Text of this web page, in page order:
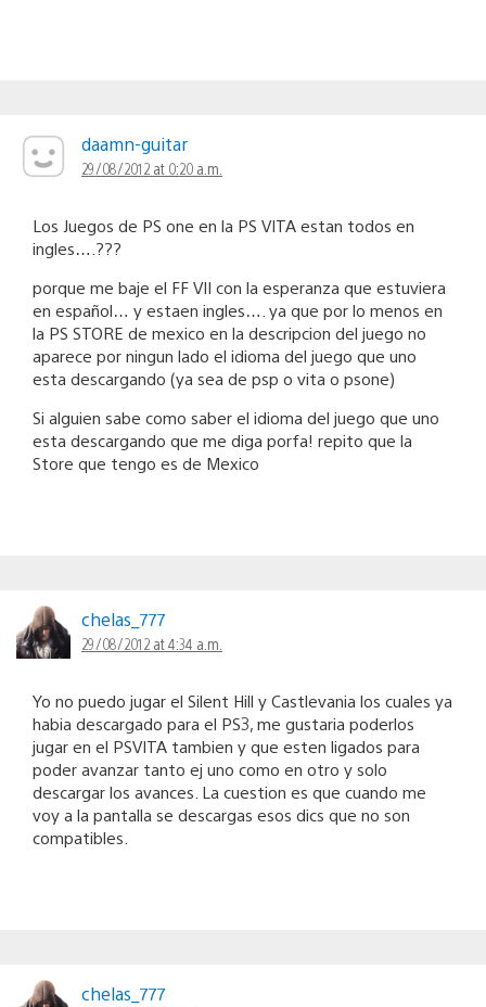
daamn-guitar
29/08/2012 at 0:20 a.m.
Los Juegos de PS one en la PS VITA estan todos en
ingles….???
porque me baje el FF VII con la esperanza que estuviera
en español… y estaen ingles…. ya que por lo menos en
la PS STORE de mexico en la descripcion del juego no
aparece por ningun lado el idioma del juego que uno
esta descargando (ya sea de psp o vita o psone)
Si alguien sabe como saber el idioma del juego que uno
esta descargando que me diga porfa! repito que la
Store que tengo es de Mexico
chelas_777
29/08/2012 at 4:34 a.m.
Yo no puedo jugar el Silent Hill y Castlevania los cuales ya
habia descargado para el PS3, me gustaria poderlos
jugar en el PSVITA tambien y que esten ligados para
poder avanzar tanto ej uno como en otro y solo
descargar los avances. La cuestion es que cuando me
voy a la pantalla se descargas esos dics que no son
compatibles.
chelas_777